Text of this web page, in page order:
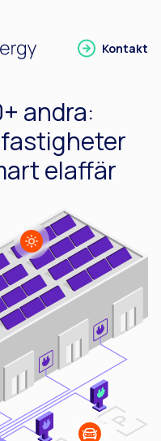
Kontakt
andra:
elaffär